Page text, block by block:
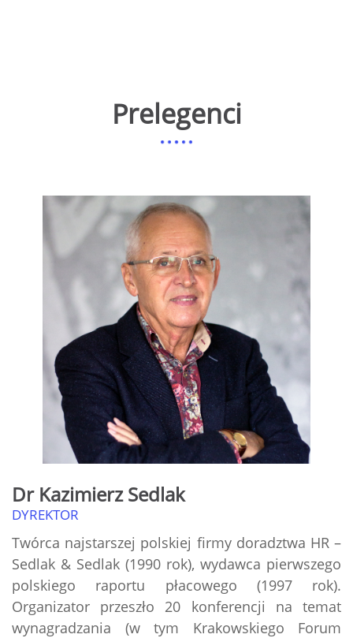
Prelegenci
Dr Kazimierz Sedlak
DYREKTOR
Twórca najstarszej polskiej firmy doradztwa HR –
Sedlak & Sedlak (1990 rok), wydawca pierwszego
polskiego raportu płacowego (1997 rok).
Organizator przeszło 20 konferencji na temat
wynagradzania (w tym Krakowskiego Forum